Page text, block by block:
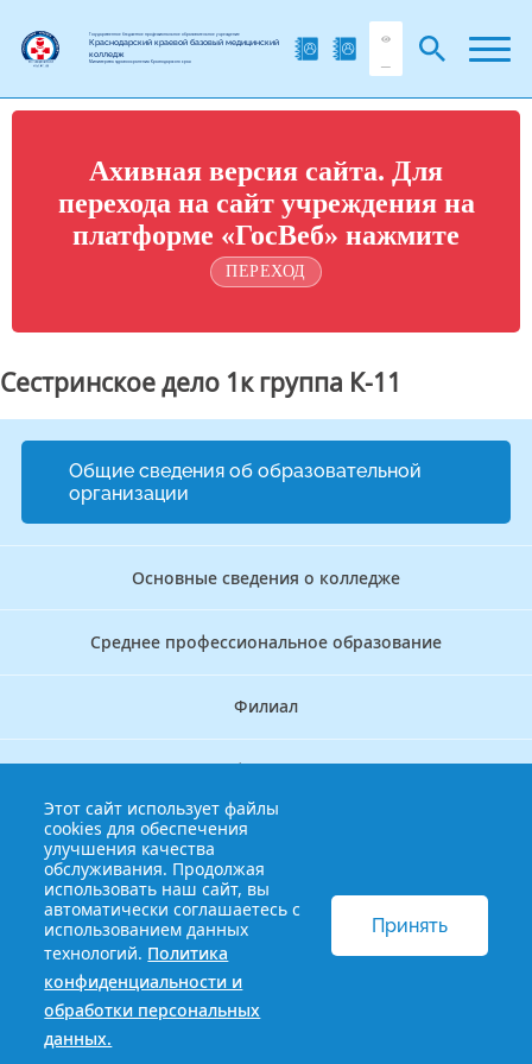
Государственное бюджетное профессиональное образовательное учреждение
Краснодарский краевой базовый медицинский
колледж
Министерства здравоохранения Краснодарского края
Ахивная версия сайта. Для
перехода на сайт учреждения на
платформе «ГосВеб» нажмите
ПЕРЕХОД
Сестринское дело 1к группа К-11
Общие сведения об образовательной
организации
Основные сведения о колледже
Среднее профессиональное образование
Филиал
Дополнительное профессиональное образование
Аккредитационно — симуляционный центр
Бережливый колледж
© 2013-2021 Краснодарский краевой базовый медицинский
колледж
Политика конфиденциальности и обработки
персональных данных
Этот сайт использует файлы
cookies для обеспечения
улучшения качества
обслуживания. Продолжая
использовать наш сайт, вы
автоматически соглашаетесь с
использованием данных
технологий. Политика
конфиденциальности и
обработки персональных
данных.
Принять